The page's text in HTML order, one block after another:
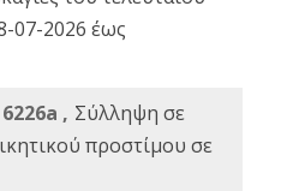
07-2026 έως
, Σύλληψη σε
προστίμου σε